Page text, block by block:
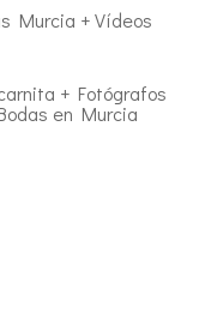
Murcia + Vídeos
+ Fotógrafos
en Murcia